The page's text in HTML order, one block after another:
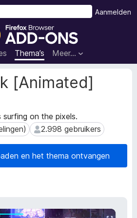
A
d
d
-
n
o
o
r
F
i
o
Thema’s Meer…
Aanmelden
[Animated]
surfing on the pixels.
2.998 gebruikers
2.998 gebruikers
en het thema ontvangen